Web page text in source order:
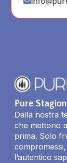
Pure
Dalla nostra
che mettono
prima. Solo
l’autentico